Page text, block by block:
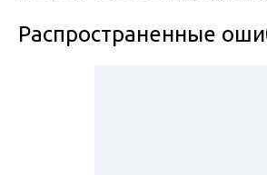
Распространенные